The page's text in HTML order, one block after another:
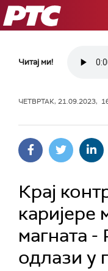
РТС
Читај ми!
ЧЕТВРТАК, 21.09.2023,
Крај
каријере
магната
одлази у